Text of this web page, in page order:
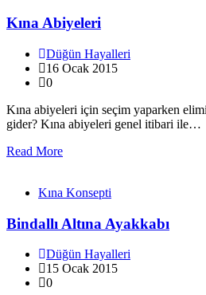
Kına Abiyeleri
Düğün Hayalleri
16 Ocak 2015
0
Kına abiyeleri için seçim yaparken
gider? Kına abiyeleri genel itibari ile…
Read More
Kına Konsepti
Bindallı Altına Ayakkabı
Düğün Hayalleri
15 Ocak 2015
0